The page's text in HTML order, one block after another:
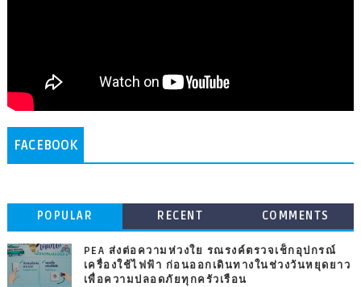
FACEBOOK
POPULAR RECENT COMMENTS
PEA ส่งต่อความห่วงใย รณรงค์ตรวจเช็กอุปกรณ์
เครื่องใช้ไฟฟ้า ก่อนออกเดินทางในช่วงวันหยุดยาว
เพื่อความปลอดภัยทุกครัวเรือน